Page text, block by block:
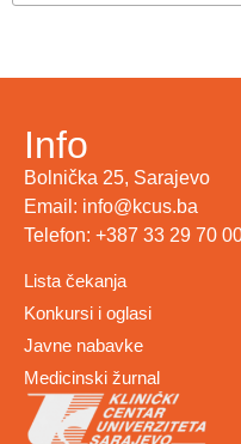
Info
Bolnička 25, Sarajevo
Email: info@kcus.ba
Telefon: +387 33 29 70
Lista čekanja
Konkursi i oglasi
Javne nabavke
Medicinski žurnal